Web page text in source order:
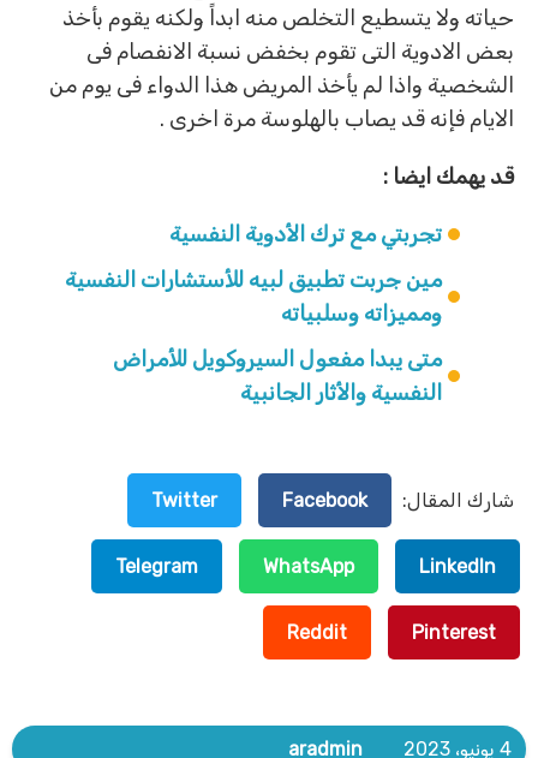
حياته ولا يتسطيع التخلص منه ابداً ولكنه يقوم بأخذ
بعض الادوية التى تقوم بخفض نسبة الانفصام فى
الشخصية واذا لم يأخذ المريض هذا الدواء فى يوم من
الايام فإنه قد يصاب بالهلوسة مرة اخرى .
قد يهمك ايضا :
تجربتي مع ترك الأدوية النفسية
مين جربت تطبيق لبيه للأستشارات النفسية
ومميزاته وسلبياته
متى يبدا مفعول السيروكويل للأمراض
النفسية والأثار الجانبية
شارك المقال: Facebook
Twitter
LinkedIn
WhatsApp
Telegram
Pinterest
Reddit
4 يونيو، 2023 aradmin